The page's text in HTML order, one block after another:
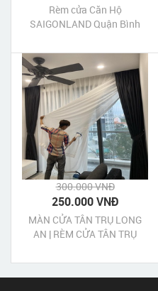
Rèm cửa Căn Hộ
SAIGONLAND Quận Bình
cửa Căn Hộ SAIGONLAND
Quận Bình Thạnh Tp HCM
300.000 VNĐ
250.000 VNĐ
MÀN CỬA TÂN TRỤ LONG
AN | RÈM CỬA TÂN TRỤ